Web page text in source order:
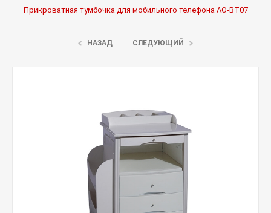
Прикроватная тумбочка для мобильного телефона AO-BT07
НАЗАД СЛЕДУЮЩИЙ